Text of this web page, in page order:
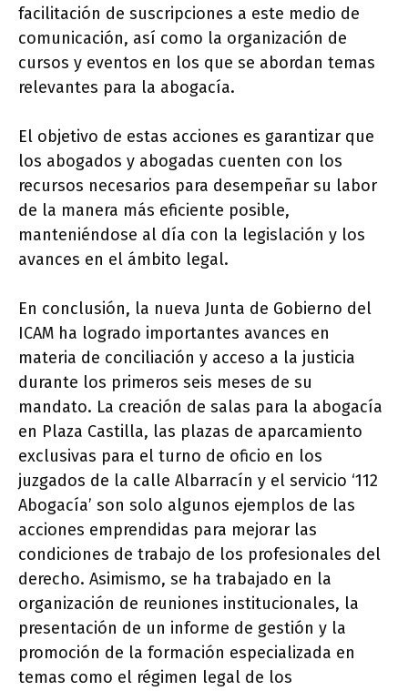
facilitación de suscripciones a este medio de
comunicación, así como la organización de
cursos y eventos en los que se abordan temas
relevantes para la abogacía.
El objetivo de estas acciones es garantizar que
los abogados y abogadas cuenten con los
recursos necesarios para desempeñar su labor
de la manera más eficiente posible,
manteniéndose al día con la legislación y los
avances en el ámbito legal.
En conclusión, la nueva Junta de Gobierno del
ICAM ha logrado importantes avances en
materia de conciliación y acceso a la justicia
durante los primeros seis meses de su
mandato. La creación de salas para la abogacía
en Plaza Castilla, las plazas de aparcamiento
exclusivas para el turno de oficio en los
juzgados de la calle Albarracín y el servicio ‘112
Abogacía’ son solo algunos ejemplos de las
acciones emprendidas para mejorar las
condiciones de trabajo de los profesionales del
derecho. Asimismo, se ha trabajado en la
organización de reuniones institucionales, la
presentación de un informe de gestión y la
promoción de la formación especializada en
temas como el régimen legal de los